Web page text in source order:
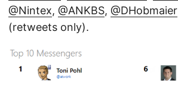
@Nintex, @ANKBS, @DHobmaier
(retweets only).